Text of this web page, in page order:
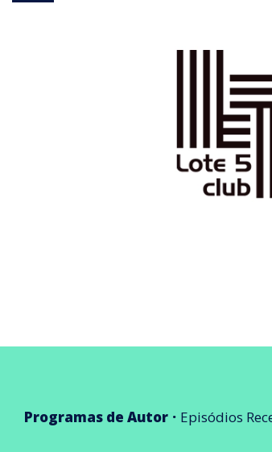
Programas de Autor Episódios